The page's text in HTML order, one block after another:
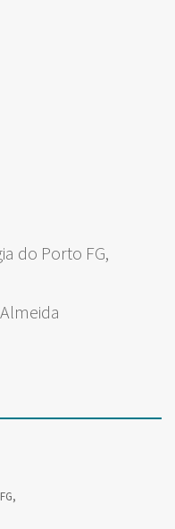
do Porto FG,